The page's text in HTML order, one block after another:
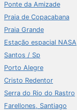
Ponte da Amizade
Praia de Copacabana
Praia Grande
Estação espacial NASA
Santos / Sp
Porto Alegre
Cristo Redentor
Serra do Rio do Rastro
Farellones, Santiago